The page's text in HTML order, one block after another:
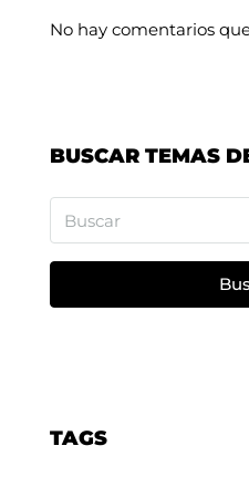
No hay comentarios
BUSCAR TEMAS
TAGS